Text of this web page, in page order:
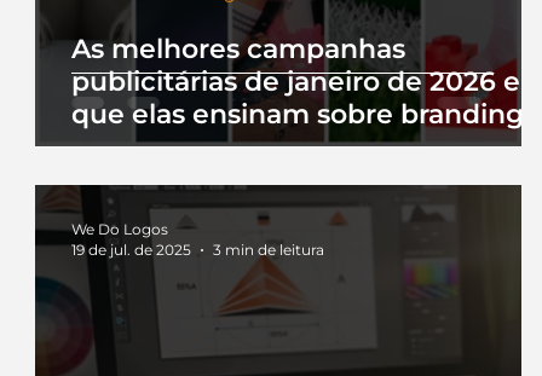
As melhores campanhas
publicitárias de janeiro de 2026 e
que elas ensinam sobre branding
We Do Logos
19 de jul. de 2025
3 min de leitura